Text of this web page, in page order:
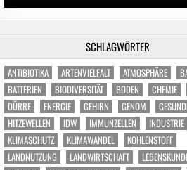
SCHLAGWÖRTER
ANTIBIOTIKA ARTENVIELFALT ATMOSPHÄRE
BATTERIEN
BIODIVERSITÄT BODEN CHEMIE
DÜRRE
ENERGIE GEHIRN GENOM
HITZEWELLEN
IDW IMMUNZELLEN INDUSTRIE
KLIMASCHUTZ
KLIMAWANDEL
KOHLENSTOFF
LANDNUTZUNG
LANDWIRTSCHAFT